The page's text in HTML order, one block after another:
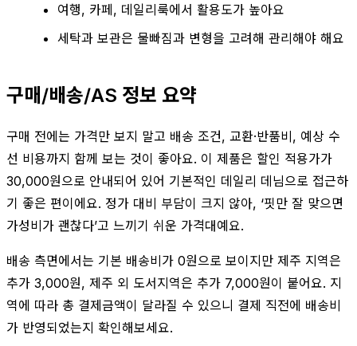
여행, 카페, 데일리룩에서 활용도가 높아요
세탁과 보관은 물빠짐과 변형을 고려해 관리해야 해요
구매/배송/AS 정보 요약
구매 전에는 가격만 보지 말고 배송 조건, 교환·반품비, 예상 수
선 비용까지 함께 보는 것이 좋아요. 이 제품은 할인 적용가가
30,000원으로 안내되어 있어 기본적인 데일리 데님으로 접근하
기 좋은 편이에요. 정가 대비 부담이 크지 않아, ‘핏만 잘 맞으면
가성비가 괜찮다’고 느끼기 쉬운 가격대예요.
배송 측면에서는 기본 배송비가 0원으로 보이지만 제주 지역은
추가 3,000원, 제주 외 도서지역은 추가 7,000원이 붙어요. 지
역에 따라 총 결제금액이 달라질 수 있으니 결제 직전에 배송비
가 반영되었는지 확인해보세요.